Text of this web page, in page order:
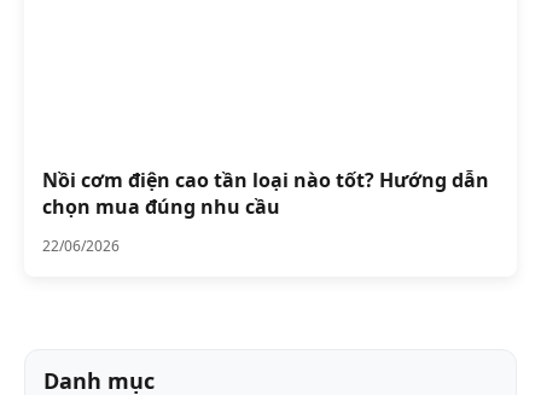
Nồi cơm điện cao tần loại nào tốt? Hướng dẫn
chọn mua đúng nhu cầu
22/06/2026
Danh mục